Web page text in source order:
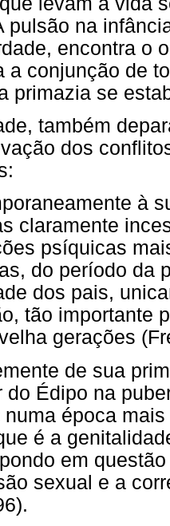
pulsão na
encontra o
a conjunção de
primazia se
também
dos
à
claramente
psíquicas
do período da
dos pais,
tão importante
gerações
de sua
do Édipo na
numa época
é a
em
sexual e a